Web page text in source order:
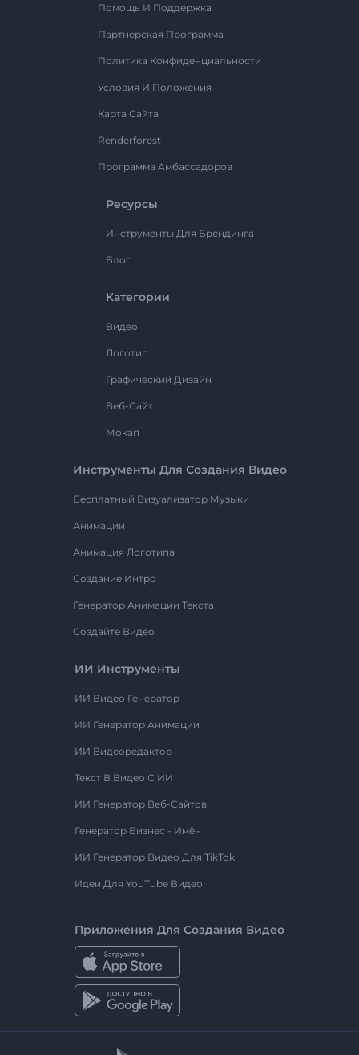
Помощь И Поддержка
Партнерская Программа
Политика Конфиденциальности
Условия И Положения
Карта Сайта
Renderforest
Программа Амбассадоров
Ресурсы
Инструменты Для Брендинга
Блог
Категории
Видео
Логотип
Графический Дизайн
Веб-Сайт
Мокап
Инструменты Для Создания Видео
Бесплатный Визуализатор Музыки
Анимации
Анимация Логотипа
Создание Интро
Генератор Анимации Текста
Создайте Видео
ИИ Инструменты
ИИ Видео Генератор
ИИ Генератор Анимации
ИИ Видеоредактор
Текст В Видео С ИИ
ИИ Генератор Веб-Сайтов
Генератор Бизнес - Имён
ИИ Генератор Видео Для TikTok
Идеи Для YouTube Видео
Приложения Для Создания Видео